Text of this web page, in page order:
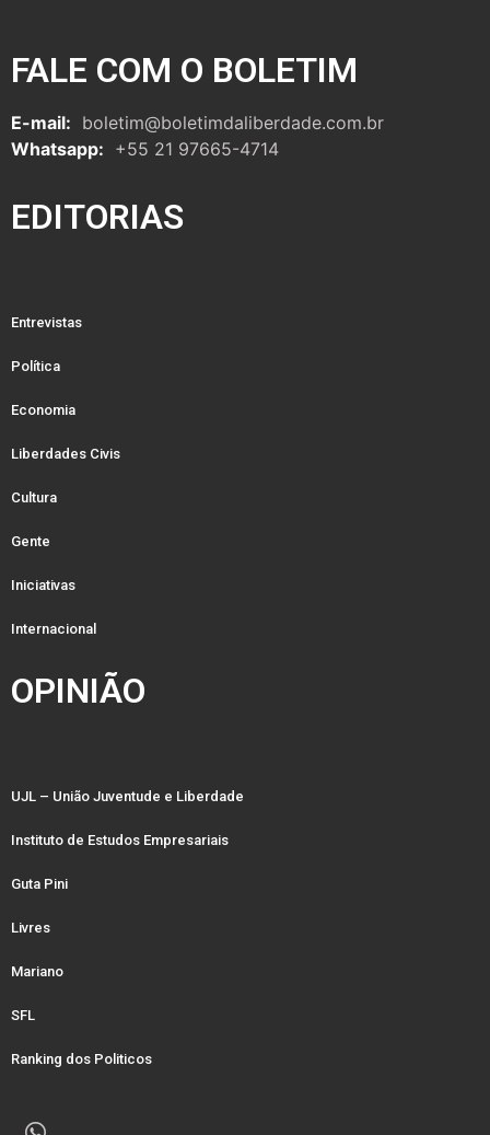
FALE COM O BOLETIM
E-mail: boletim@boletimdaliberdade.com.br
Whatsapp: +55 21 97665-4714
EDITORIAS
Entrevistas
Política
Economia
Liberdades Civis
Cultura
Gente
Iniciativas
Internacional
OPINIÃO
UJL – União Juventude e Liberdade
Instituto de Estudos Empresariais
Guta Pini
Livres
Mariano
SFL
Ranking dos Politicos